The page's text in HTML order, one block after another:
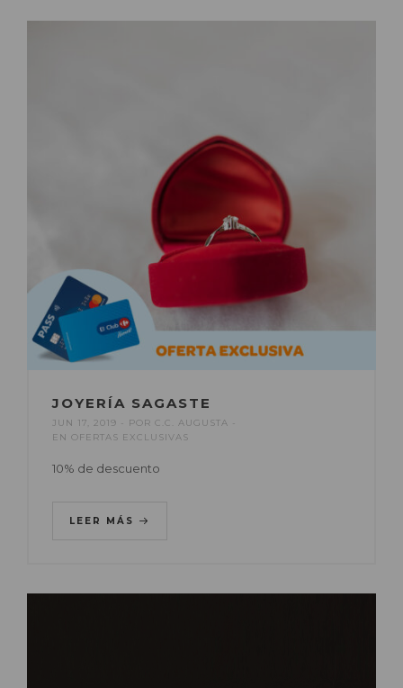
JOYERÍA SAGASTE
JUN 17, 2019 POR C.C. AUGUSTA
EN OFERTAS EXCLUSIVAS
10% de descuento
LEER MÁS